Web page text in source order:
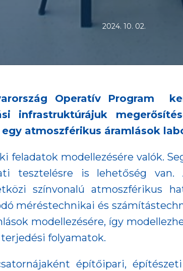
2024. 10. 02.
Operatív Program
infrastruktúrájuk
atmoszférikus áramlások
feladatok modellezésére valók.
tesztelésre is lehetőség van.
színvonalú atmoszférikus
méréstechnikai és
modellezésére, így
folyamatok.
építőipari,